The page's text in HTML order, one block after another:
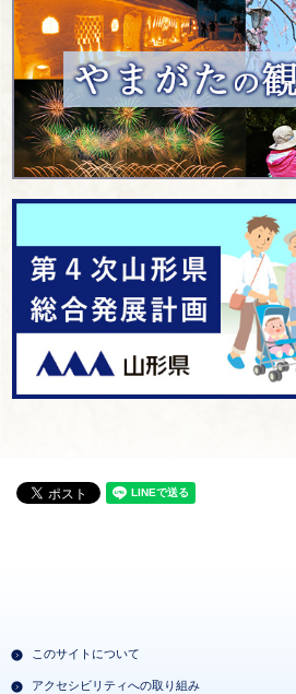
このサイトについて
アクセシビリティへの取り組み